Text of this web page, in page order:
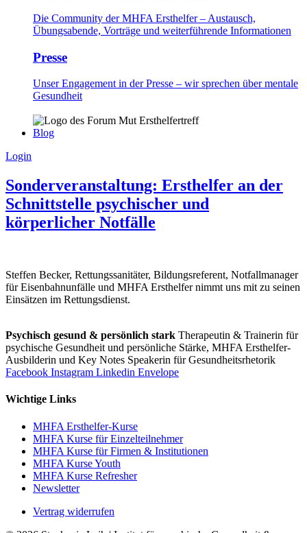
Die Community der MHFA Ersthelfer – Austausch,
Übungsabende, Vorträge und weiterführende Informationen
Presse
Unser Engagement in der Presse – wir sprechen über mentale
Gesundheit
Blog
Login
Sonderveranstaltung: Ersthelfer an der
Schnittstelle psychischer und
körperlicher Notfälle
Steffen Becker, Rettungssanitäter, Bildungsreferent, Notfallmanager
für Eisenbahnunfälle und MHFA Ersthelfer nimmt uns mit zu seinen
Einsätzen im Rettungsdienst.
Psychisch gesund & persönlich stark Therapeutin & Trainerin für
psychische Gesundheit und persönliche Stärke, MHFA Ersthelfer-
Aus­bild­er­in und Key Notes Speakerin für Gesundheits­rhetorik
Facebook Instagram Linkedin Envelope
Wichtige Links
MHFA Ersthelfer-Kurse
MHFA Kurse für Einzelteilnehmer
MHFA Kurse für Firmen & Institutionen
MHFA Kurse Youth
MHFA Kurse Refresher
Newsletter
Vertrag widerrufen